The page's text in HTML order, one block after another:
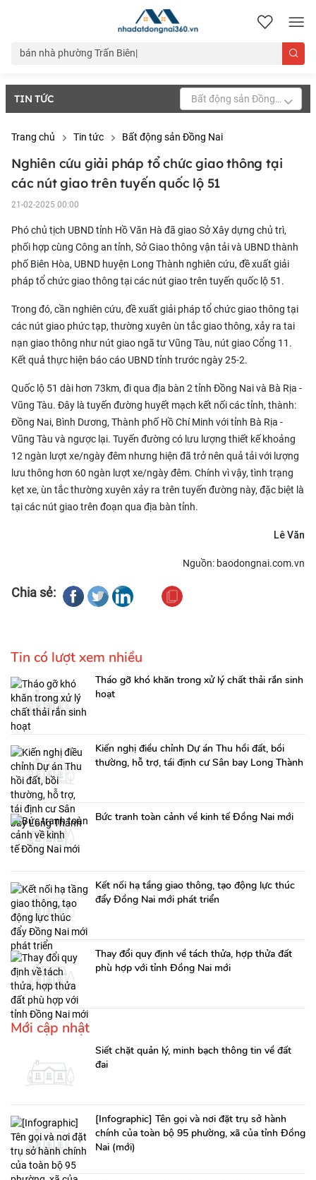
nhadatdongnai360.vn
TIN TỨC Bất động sản Đồng Nai
Trang chủ Tin tức Bất động sản Đồng Nai
Nghiên cứu giải pháp tổ chức giao thông tại
các nút giao trên tuyến quốc lộ 51
21-02-2025 00:00
Phó chủ tịch UBND tỉnh Hồ Văn Hà đã giao Sở Xây dựng chủ trì,
phối hợp cùng Công an tỉnh, Sở Giao thông vận tải và UBND thành
phố Biên Hòa, UBND huyện Long Thành nghiên cứu, đề xuất giải
pháp tổ chức giao thông tại các nút giao trên tuyến quốc lộ 51.
Trong đó, cần nghiên cứu, đề xuất giải pháp tổ chức giao thông tại
các nút giao phức tạp, thường xuyên ùn tắc giao thông, xảy ra tai
nạn giao thông như nút giao ngã tư Vũng Tàu, nút giao Cổng 11.
Kết quả thực hiện báo cáo UBND tỉnh trước ngày 25-2.
Quốc lộ 51 dài hơn 73km, đi qua địa bàn 2 tỉnh Đồng Nai và Bà Rịa -
Vũng Tàu. Đây là tuyến đường huyết mạch kết nối các tỉnh, thành:
Đồng Nai, Bình Dương, Thành phố Hồ Chí Minh với tỉnh Bà Rịa -
Vũng Tàu và ngược lại. Tuyến đường có lưu lượng thiết kế khoảng
12 ngàn lượt xe/ngày đêm nhưng hiện đã trở nên quả tải với lượng
lưu thông hơn 60 ngàn lượt xe/ngày đêm. Chính vì vậy, tình trạng
kẹt xe, ùn tắc thường xuyên xảy ra trên tuyến đường này, đặc biệt là
tại các nút giao trên đoạn qua địa bàn tỉnh.
Lê Văn
Nguồn: baodongnai.com.vn
Chia sẻ:
Tin có lượt xem nhiều
Tháo gỡ khó khăn trong xử lý chất thải rắn sinh
hoạt
Kiến nghị điều chỉnh Dự án Thu hồi đất, bồi
thường, hỗ trợ, tái định cư Sân bay Long Thành
Bức tranh toàn cảnh về kinh tế Đồng Nai mới
Kết nối hạ tầng giao thông, tạo động lực thúc
đẩy Đồng Nai mới phát triển
Thay đổi quy định về tách thửa, hợp thửa đất
phù hợp với tỉnh Đồng Nai mới
Mới cập nhật
Siết chặt quản lý, minh bạch thông tin về đất
đai
[Infographic] Tên gọi và nơi đặt trụ sở hành
chính của toàn bộ 95 phường, xã của tỉnh Đồng
Nai (mới)